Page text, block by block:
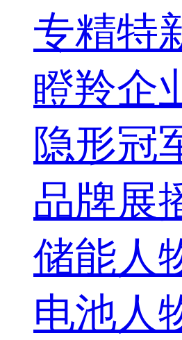
专精特
瞪羚企
隐形冠
品牌展
储能人
电池人